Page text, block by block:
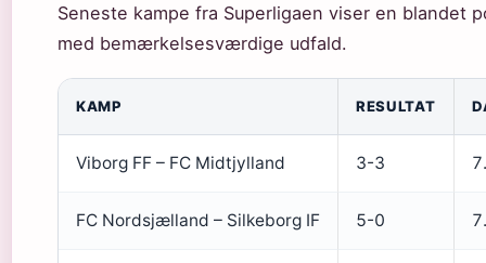
Seneste kampe fra Superligaen viser en blandet
med bemærkelsesværdige udfald.
KAMP RESULTAT
Viborg FF – FC Midtjylland 3-3
FC Nordsjælland – Silkeborg IF 5-0